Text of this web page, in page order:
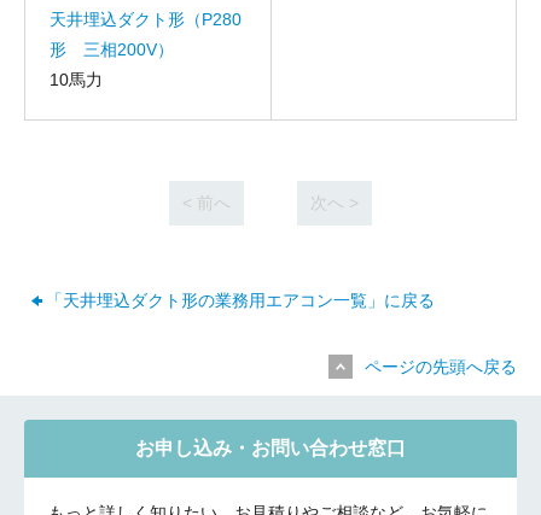
天井埋込ダクト形（P280
形 三相200V）
10馬力
< 前へ 次へ >
「天井埋込ダクト形の業務用エアコン一覧」に戻る
ページの先頭へ戻る
お申し込み・お問い合わせ窓口